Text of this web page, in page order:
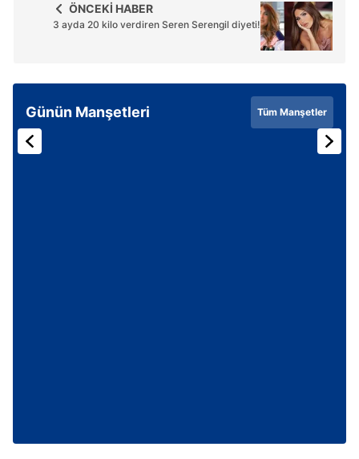
ÖNCEKİ HABER
3 ayda 20 kilo verdiren Seren Serengil diyeti!
Günün Manşetleri Tüm Manşetler